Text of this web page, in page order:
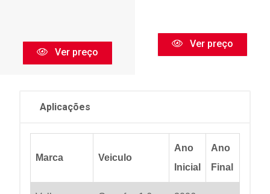
Ver preço
Ver preço
Aplicações
Marca Veiculo
Ano
Inicial
Ano
Final